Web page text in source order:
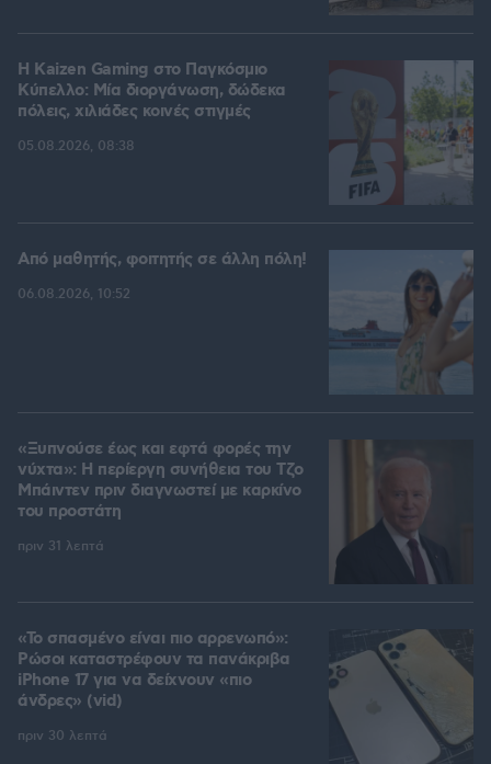
H Kaizen Gaming στο Παγκόσμιο
Kύπελλο: Μία διοργάνωση, δώδεκα
πόλεις, χιλιάδες κοινές στιγμές
05.08.2026, 08:38
Από μαθητής, φοιτητής σε άλλη πόλη!
06.08.2026, 10:52
«Ξυπνούσε έως και εφτά φορές την
νύχτα»: Η περίεργη συνήθεια του Τζο
Μπάιντεν πριν διαγνωστεί με καρκίνο
του προστάτη
πριν 31 λεπτά
«Το σπασμένο είναι πιο αρρενωπό»:
Ρώσοι καταστρέφουν τα πανάκριβα
iPhone 17 για να δείχνουν «πιο
άνδρες» (vid)
πριν 30 λεπτά